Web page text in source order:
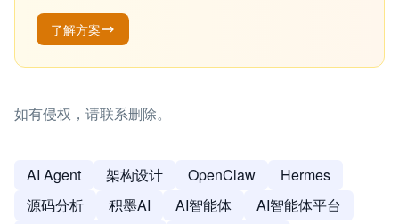
了解方案
如有侵权，请联系删除。
AI Agent 架构设计 OpenClaw
Hermes
源码分析
积墨AI AI智能体
AI智能体平台